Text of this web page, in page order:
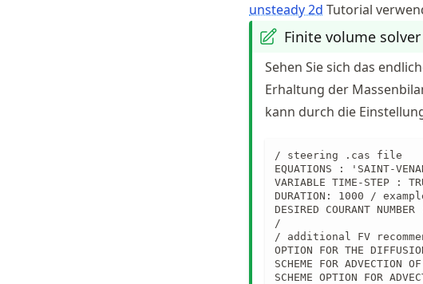
unsteady 2d Tutorial
Finite volume solver
Sehen Sie sich das
Erhaltung der
kann durch die
/ steering .cas file
EQUATIONS : 'SAINT-
VARIABLE TIME-STEP :
DURATION: 1000 /
DESIRED COURANT
/
/ additional FV
OPTION FOR THE
SCHEME FOR
SCHEME OPTION FOR